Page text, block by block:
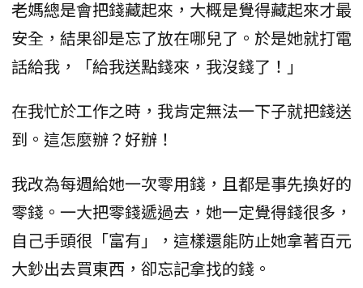
老媽總是會把錢藏起來，大概是覺得藏起來才最
安全，結果卻是忘了放在哪兒了。於是她就打電
話給我，「給我送點錢來，我沒錢了！」
在我忙於工作之時，我肯定無法一下子就把錢送
到。這怎麼辦？好辦！
我改為每週給她一次零用錢，且都是事先換好的
零錢。一大把零錢遞過去，她一定覺得錢很多，
自己手頭很「富有」，這樣還能防止她拿著百元
大鈔出去買東西，卻忘記拿找的錢。